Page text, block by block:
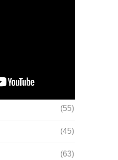
(55)
(45)
(63)